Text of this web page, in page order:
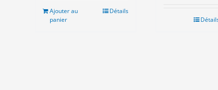
Ajouter au
panier
Détails